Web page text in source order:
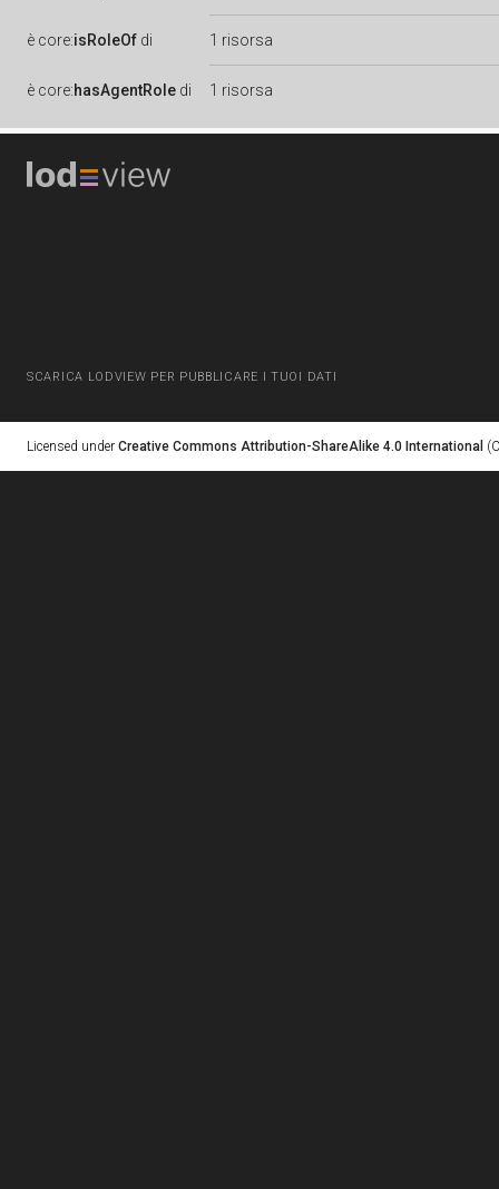
è core:isRoleOf di 1 risorsa
è core:hasAgentRole di 1 risorsa
SCARICA LODVIEW PER PUBBLICARE I TUOI DATI
Licensed under Creative Commons Attribution-ShareAlike 4.0 International